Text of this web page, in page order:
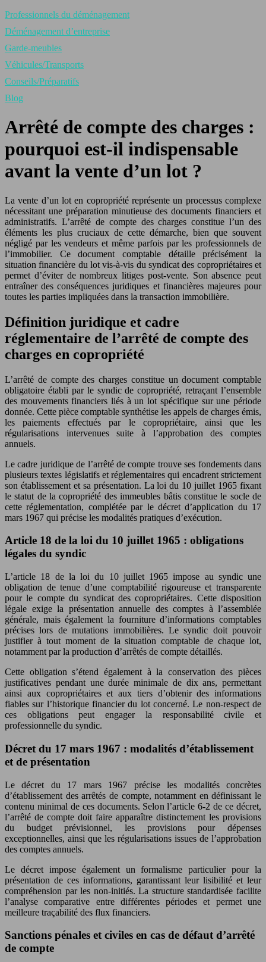
Professionnels du déménagement
Déménagement d’entreprise
Garde-meubles
Véhicules/Transports
Conseils/Préparatifs
Blog
Arrêté de compte des charges :
pourquoi est-il indispensable
avant la vente d’un lot ?
La vente d’un lot en copropriété représente un processus complexe
nécessitant une préparation minutieuse des documents financiers et
administratifs. L’arrêté de compte des charges constitue l’un des
éléments les plus cruciaux de cette démarche, bien que souvent
négligé par les vendeurs et même parfois par les professionnels de
l’immobilier. Ce document comptable détaille précisément la
situation financière du lot vis-à-vis du syndicat des copropriétaires et
permet d’éviter de nombreux litiges post-vente. Son absence peut
entraîner des conséquences juridiques et financières majeures pour
toutes les parties impliquées dans la transaction immobilière.
Définition juridique et cadre
réglementaire de l’arrêté de compte des
charges en copropriété
L’arrêté de compte des charges constitue un document comptable
obligatoire établi par le syndic de copropriété, retraçant l’ensemble
des mouvements financiers liés à un lot spécifique sur une période
donnée. Cette pièce comptable synthétise les appels de charges émis,
les paiements effectués par le copropriétaire, ainsi que les
régularisations intervenues suite à l’approbation des comptes
annuels.
Le cadre juridique de l’arrêté de compte trouve ses fondements dans
plusieurs textes législatifs et réglementaires qui encadrent strictement
son établissement et sa présentation. La loi du 10 juillet 1965 fixant
le statut de la copropriété des immeubles bâtis constitue le socle de
cette réglementation, complétée par le décret d’application du 17
mars 1967 qui précise les modalités pratiques d’exécution.
Article 18 de la loi du 10 juillet 1965 : obligations
légales du syndic
L’article 18 de la loi du 10 juillet 1965 impose au syndic une
obligation de tenue d’une comptabilité rigoureuse et transparente
pour le compte du syndicat des copropriétaires. Cette disposition
légale exige la présentation annuelle des comptes à l’assemblée
générale, mais également la fourniture d’informations comptables
précises lors de mutations immobilières. Le syndic doit pouvoir
justifier à tout moment de la situation comptable de chaque lot,
notamment par la production d’arrêtés de compte détaillés.
Cette obligation s’étend également à la conservation des pièces
justificatives pendant une durée minimale de dix ans, permettant
ainsi aux copropriétaires et aux tiers d’obtenir des informations
fiables sur l’historique financier du lot concerné. Le non-respect de
ces obligations peut engager la responsabilité civile et
professionnelle du syndic.
Décret du 17 mars 1967 : modalités d’établissement
et de présentation
Le décret du 17 mars 1967 précise les modalités concrètes
d’établissement des arrêtés de compte, notamment en définissant le
contenu minimal de ces documents. Selon l’article 6-2 de ce décret,
l’arrêté de compte doit faire apparaître distinctement les provisions
du budget prévisionnel, les provisions pour dépenses
exceptionnelles, ainsi que les régularisations issues de l’approbation
des comptes annuels.
Le décret impose également un formalisme particulier pour la
présentation de ces informations, garantissant leur lisibilité et leur
compréhension par les non-initiés. La structure standardisée facilite
l’analyse comparative entre différentes périodes et permet une
meilleure traçabilité des flux financiers.
Sanctions pénales et civiles en cas de défaut d’arrêté
de compte